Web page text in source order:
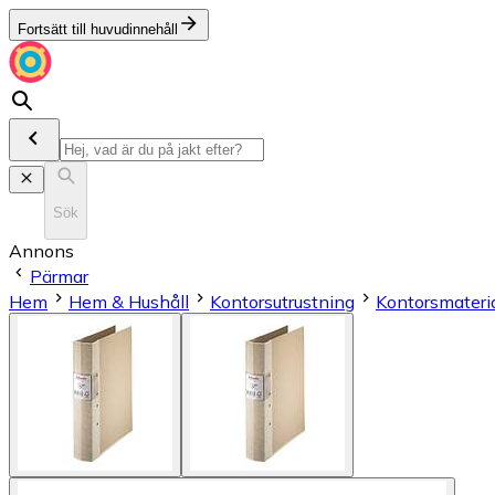
Fortsätt till huvudinnehåll
Sök
Annons
Pärmar
Hem
Hem & Hushåll Kontorsutrustning